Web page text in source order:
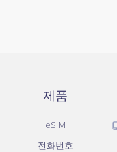
제품
eSIM
전화번호